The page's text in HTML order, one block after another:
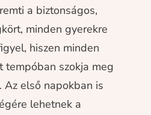
a biztonságos,
minden gyerekre
hiszen minden
tempóban szokja meg
Az első napokban is
lehetnek a